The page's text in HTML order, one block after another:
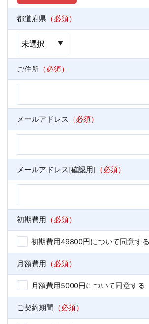
都道府県 （必須）
ご住所 （必須）
メールアドレス （必須）
メールアドレス[確認用] （必須）
初期費用 （必須）
初期費用49800円について同意する
月額費用 （必須）
月額費用5000円について同意する
ご契約期間 （必須）